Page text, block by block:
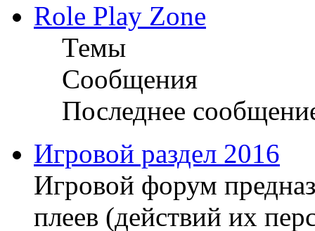
Role Play Zone
Темы
Сообщения
Последнее
Игровой раздел 2016
Игровой форум
плеев (действий их